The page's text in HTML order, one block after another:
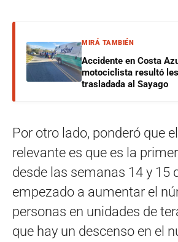
MIRÁ TAMBIÉN
Accidente en Costa
motociclista resultó
trasladada al Sayago
Por otro lado, ponderó que
relevante es que es la
desde las semanas 14 y 15
empezado a aumentar el
personas en unidades de
que hay un descenso en el